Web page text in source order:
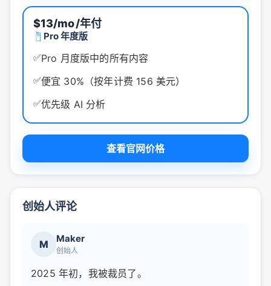
$13/mo/年付
Pro 年度版
✅Pro 月度版中的所有内容
✅便宜 30%（按年计费 156 美元）
✅优先级 AI 分析
查看官网价格
创始人评论
M Maker
创始人
2025 年初，我被裁员了。